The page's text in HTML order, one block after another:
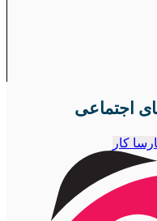
اجتماعی
کار